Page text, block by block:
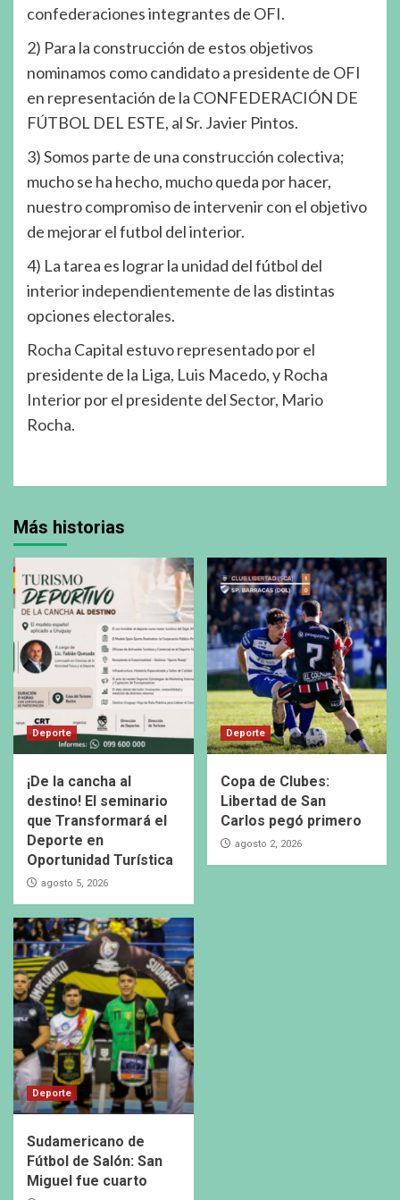
confederaciones integrantes de OFI.
2) Para la construcción de estos objetivos
nominamos como candidato a presidente de OFI
en representación de la CONFEDERACIÓN DE
FÚTBOL DEL ESTE, al Sr. Javier Pintos.
3) Somos parte de una construcción colectiva;
mucho se ha hecho, mucho queda por hacer,
nuestro compromiso de intervenir con el objetivo
de mejorar el futbol del interior.
4) La tarea es lograr la unidad del fútbol del
interior independientemente de las distintas
opciones electorales.
Rocha Capital estuvo representado por el
presidente de la Liga, Luis Macedo, y Rocha
Interior por el presidente del Sector, Mario
Rocha.
Más historias
Deporte
¡De la cancha al
destino! El seminario
que Transformará el
Deporte en
Oportunidad Turística
agosto 5, 2026
Deporte
Copa de Clubes:
Libertad de San
Carlos pegó primero
agosto 2, 2026
Deporte
Sudamericano de
Fútbol de Salón: San
Miguel fue cuarto